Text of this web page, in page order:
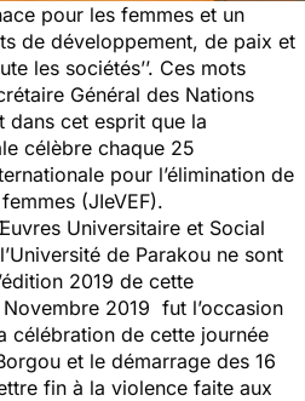
pour les femmes et un
de développement, de paix et
les sociétés’’. Ces mots
Général des Nations
dans cet esprit que la
célèbre chaque 25
pour l’élimination de
(JIeVEF).
Universitaire et Social
de Parakou ne sont
2019 de cette
2019 fut l’occasion
célébration de cette journée
et le démarrage des 16
fin à la violence faite aux